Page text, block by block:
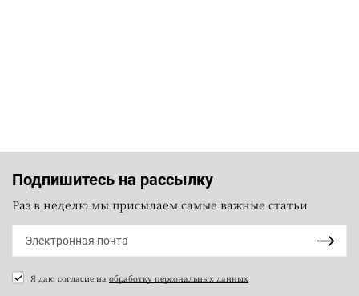
Подпишитесь на рассылку
Раз в неделю мы присылаем самые важные статьи
Я даю согласие на обработку персональных данных